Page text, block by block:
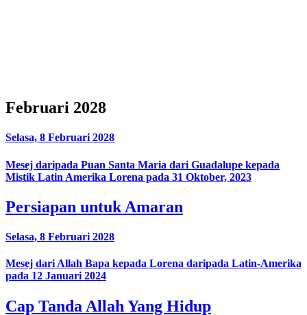
Februari 2028
Selasa, 8 Februari 2028
Mesej daripada Puan Santa Maria dari Guadalupe kepada
Mistik Latin Amerika Lorena pada 31 Oktober, 2023
Persiapan untuk Amaran
Selasa, 8 Februari 2028
Mesej dari Allah Bapa kepada Lorena daripada Latin-Amerika
pada 12 Januari 2024
Cap Tanda Allah Yang Hidup